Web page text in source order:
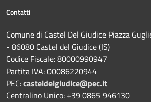
Contatti
Comune di Castel Del Giudice Piazza
- 86080 Castel del Giudice (IS)
Codice Fiscale: 80000990947
Partita IVA: 00086220944
PEC:casteldelgiudice@pec.it
Centralino Unico: +39 0865 946130